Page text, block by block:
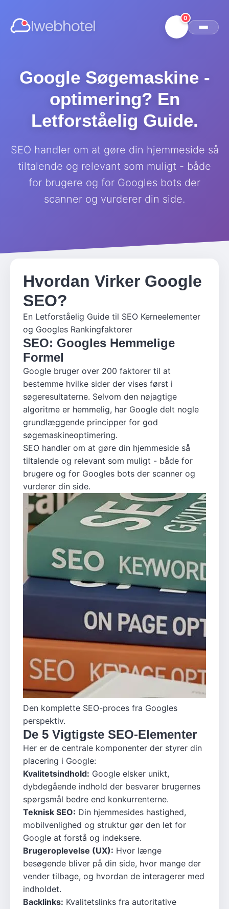
Iwebhotel
0
Google Søgemaskine -
optimering? En
Letforståelig Guide.
SEO handler om at gøre din hjemmeside så
tiltalende og relevant som muligt - både
for brugere og for Googles bots der
scanner og vurderer din side.
Hvordan Virker Google
SEO?
En Letforståelig Guide til SEO Kerneelementer
og Googles Rankingfaktorer
SEO: Googles Hemmelige
Formel
Google bruger over 200 faktorer til at
bestemme hvilke sider der vises først i
søgeresultaterne. Selvom den nøjagtige
algoritme er hemmelig, har Google delt nogle
grundlæggende principper for god
søgemaskineoptimering.
SEO handler om at gøre din hjemmeside så
tiltalende og relevant som muligt - både for
brugere og for Googles bots der scanner og
vurderer din side.
Den komplette SEO-proces fra Googles
perspektiv.
De 5 Vigtigste SEO-Elementer
Her er de centrale komponenter der styrer din
placering i Google:
Kvalitetsindhold: Google elsker unikt,
dybdegående indhold der besvarer brugernes
spørgsmål bedre end konkurrenterne.
Teknisk SEO: Din hjemmesides hastighed,
mobilvenlighed og struktur gør den let for
Google at forstå og indeksere.
Brugeroplevelse (UX): Hvor længe
besøgende bliver på din side, hvor mange der
vender tilbage, og hvordan de interagerer med
indholdet.
Backlinks: Kvalitetslinks fra autoritative